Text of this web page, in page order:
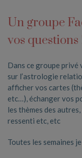
Un groupe
vos questions
Dans ce groupe
sur l’astrologie
afficher vos cartes
etc…), échanger vos
les thèmes des
ressenti etc, etc
Toutes les semaines